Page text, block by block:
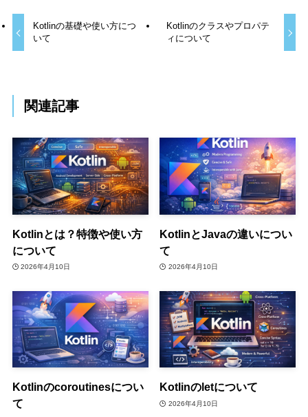
Kotlinの基礎や使い方につ
いて
Kotlinのクラスやプロパテ
ィについて
関連記事
Kotlinとは？特徴や使い方
について
2026年4月10日
KotlinとJavaの違いについ
て
2026年4月10日
Kotlinのcoroutinesについ
て
Kotlinのletについて
2026年4月10日